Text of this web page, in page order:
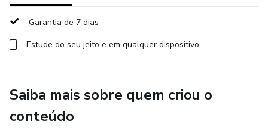
Garantia de 7 dias
Estude do seu jeito e em qualquer dispositivo
Saiba mais sobre quem criou o
conteúdo